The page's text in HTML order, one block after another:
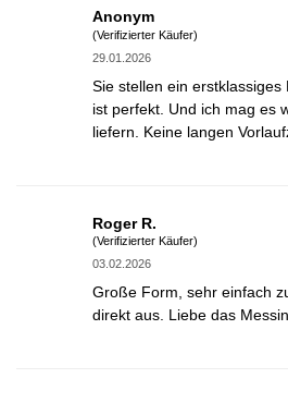
Anonym
(Verifizierter Käufer)
29.01.2026
Sie stellen ein
ist perfekt. Und ich mag es
liefern. Keine langen
Roger R.
(Verifizierter Käufer)
03.02.2026
Große Form, sehr einfach
direkt aus. Liebe das